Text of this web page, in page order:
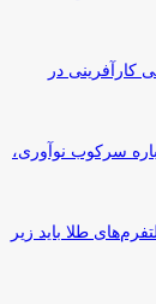
کارآفرینی در
سرکوب نوآوری،
طلا باید زیر